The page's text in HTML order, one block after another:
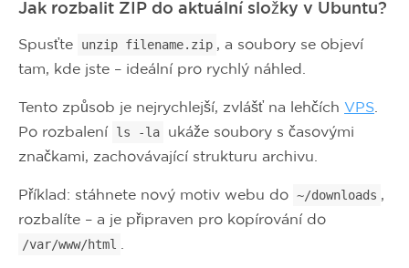
Jak rozbalit ZIP do aktuální složky v Ubuntu?
Spusťte unzip filename.zip , a soubory se objeví
tam, kde jste – ideální pro rychlý náhled.
Tento způsob je nejrychlejší, zvlášť na lehčích VPS
Po rozbalení ls -la
ukáže soubory s časovými
značkami, zachovávající strukturu archivu.
Příklad: stáhnete nový motiv webu do ~/downloads ,
rozbalíte – a je připraven pro kopírování do
/var/www/html